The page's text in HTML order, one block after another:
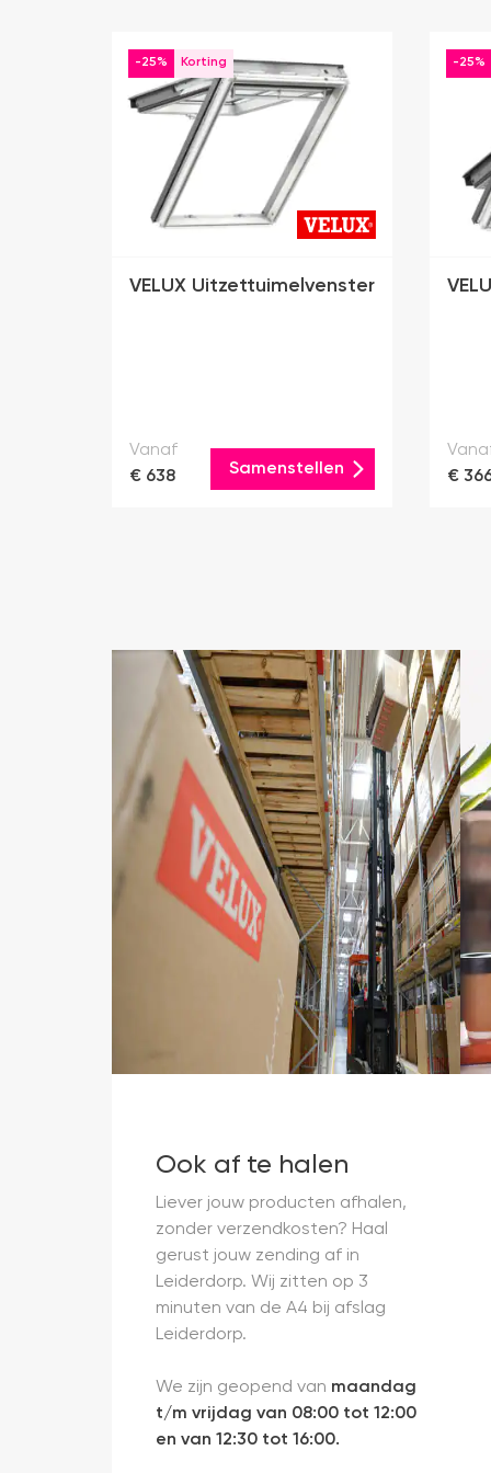
-25%
VELUX Uitzettuimelvenster
Vanaf
€ 638
Samenstellen
-25%
€
Ook af te halen
Liever jouw producten afhalen,
zonder verzendkosten? Haal
gerust jouw zending af in
Leiderdorp. Wij zitten op 3
minuten van de A4 bij afslag
Leiderdorp.
We zijn geopend van maandag
t/m vrijdag van 08:00 tot 12:00
en van 12:30 tot 16:00.